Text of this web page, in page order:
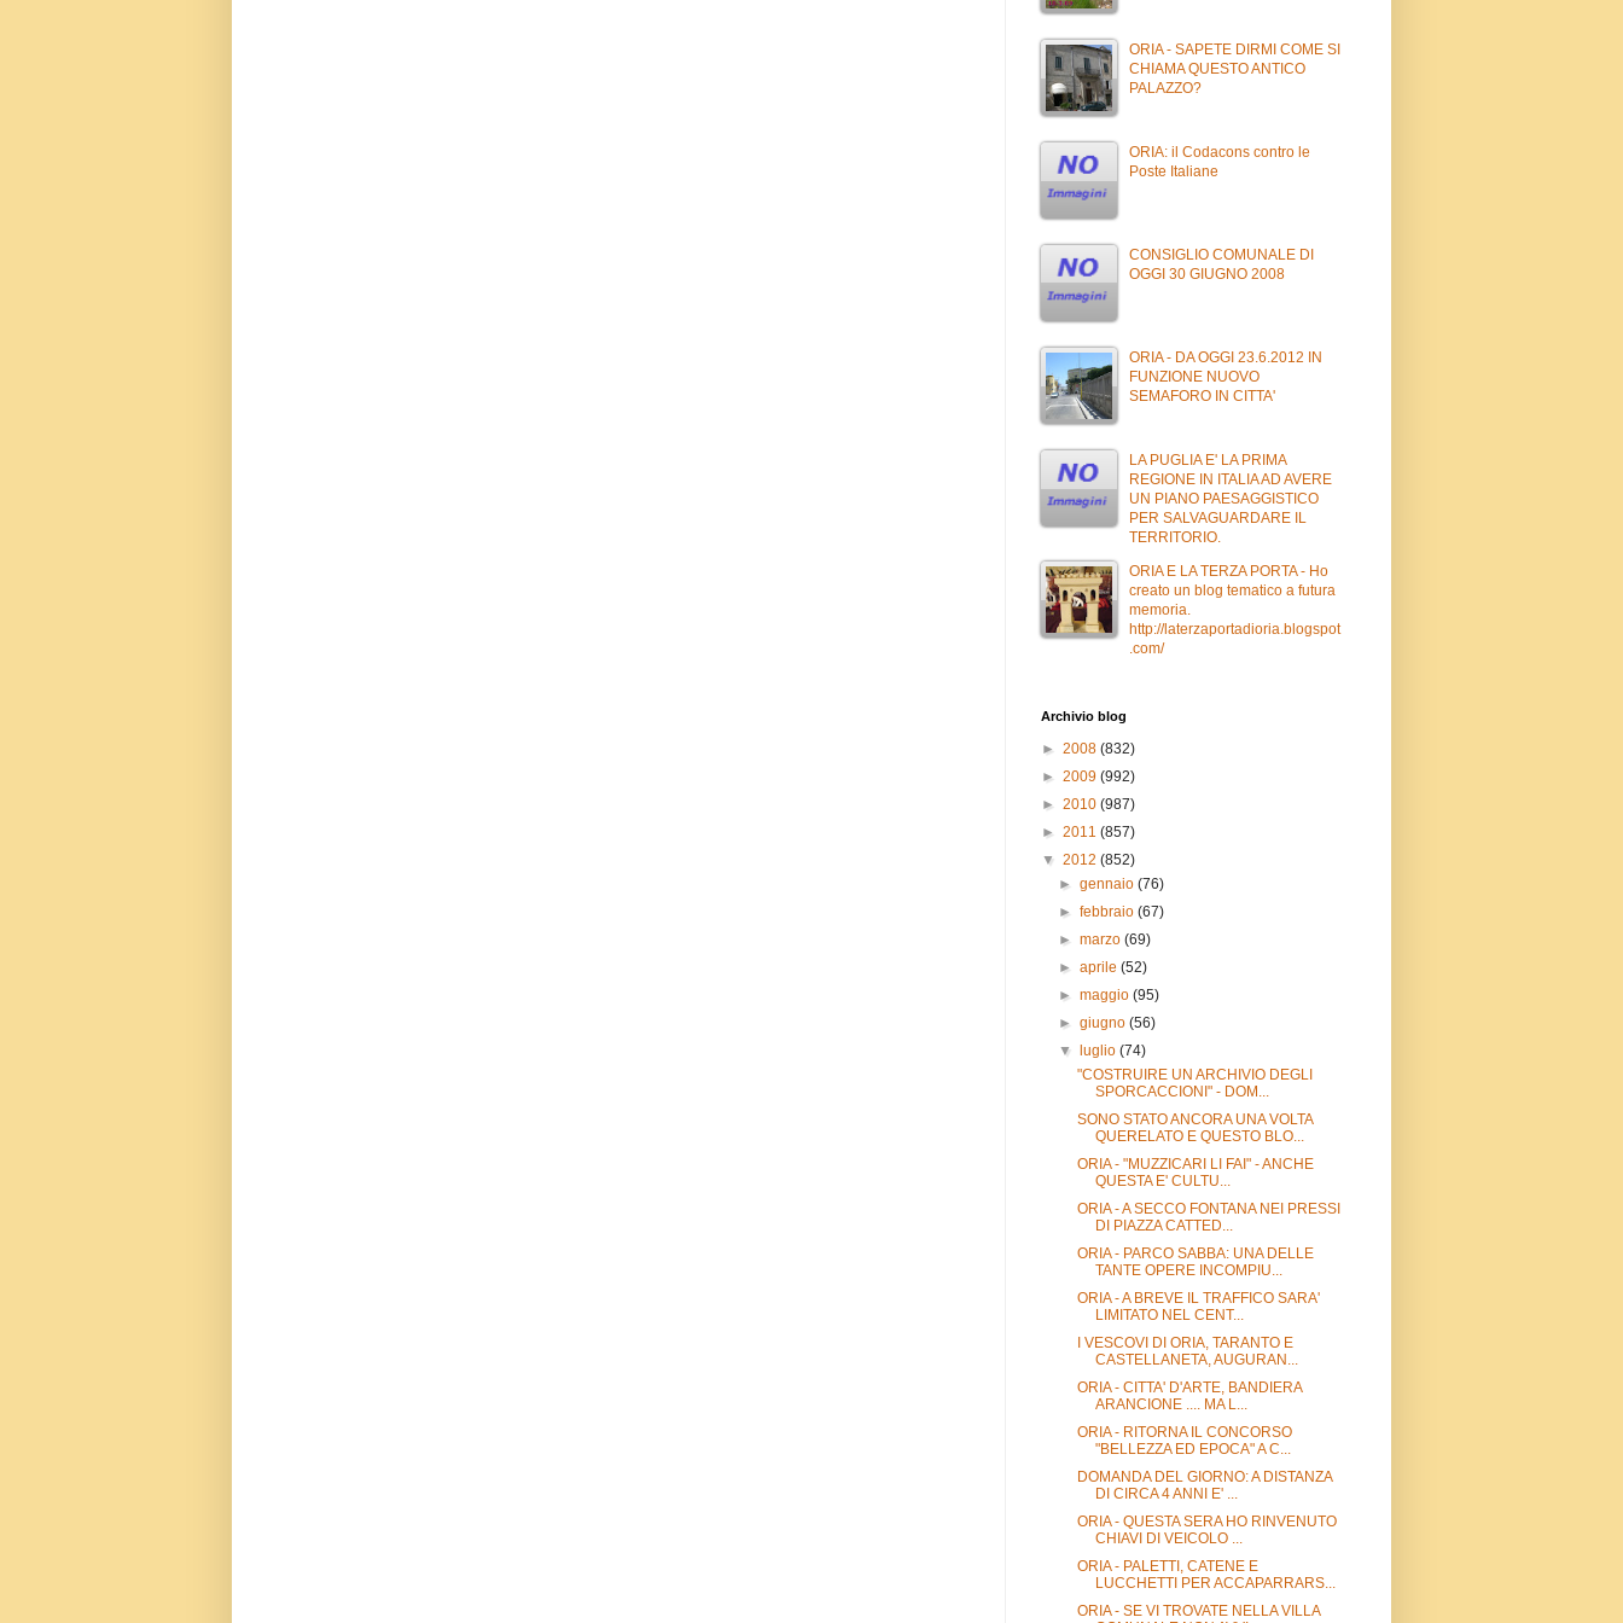
ORIA - SAPETE DIRMI COME SI
CHIAMA QUESTO ANTICO
PALAZZO?
ORIA: il Codacons contro le
Poste Italiane
CONSIGLIO COMUNALE DI
OGGI 30 GIUGNO 2008
ORIA - DA OGGI 23.6.2012 IN
FUNZIONE NUOVO
SEMAFORO IN CITTA'
LA PUGLIA E' LA PRIMA
REGIONE IN ITALIA AD AVERE
UN PIANO PAESAGGISTICO
PER SALVAGUARDARE IL
TERRITORIO.
ORIA E LA TERZA PORTA - Ho
creato un blog tematico a futura
memoria.
http://laterzaportadioria.blogspot
.com/
Archivio blog
► 2008 (832)
► 2009 (992)
► 2010 (987)
► 2011 (857)
▼ 2012 (852)
►gennaio(76)
►febbraio(67)
►marzo(69)
►aprile(52)
►maggio(95)
►giugno(56)
▼luglio(74)
"COSTRUIRE UN ARCHIVIO DEGLI
SPORCACCIONI" - DOM...
SONO STATO ANCORA UNA VOLTA
QUERELATO E QUESTO BLO...
ORIA - "MUZZICARI LI FAI" - ANCHE
QUESTA E' CULTU...
ORIA - A SECCO FONTANA NEI PRESSI
DI PIAZZA CATTED...
ORIA - PARCO SABBA: UNA DELLE
TANTE OPERE INCOMPIU...
ORIA - A BREVE IL TRAFFICO SARA'
LIMITATO NEL CENT...
I VESCOVI DI ORIA, TARANTO E
CASTELLANETA, AUGURAN...
ORIA - CITTA' D'ARTE, BANDIERA
ARANCIONE .... MA L...
ORIA - RITORNA IL CONCORSO
"BELLEZZA ED EPOCA" A C...
DOMANDA DEL GIORNO: A DISTANZA
DI CIRCA 4 ANNI E' ...
ORIA - QUESTA SERA HO RINVENUTO
CHIAVI DI VEICOLO ...
ORIA - PALETTI, CATENE E
LUCCHETTI PER ACCAPARRARS...
ORIA - SE VI TROVATE NELLA VILLA